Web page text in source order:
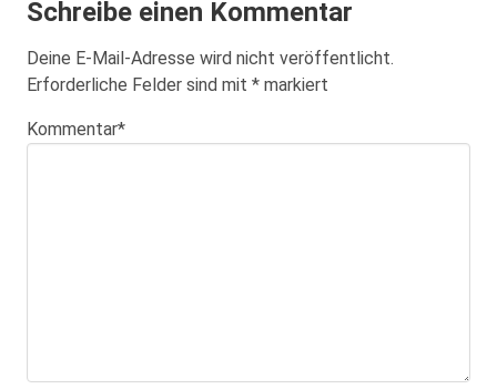
Schreibe einen Kommentar
Deine E-Mail-Adresse wird nicht veröffentlicht.
Erforderliche Felder sind mit * markiert
Kommentar*